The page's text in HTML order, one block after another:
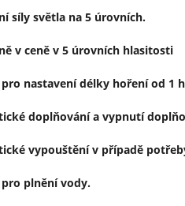
síly světla na 5 úrovních.
v ceně v 5 úrovních hlasitosti
pro nastavení délky hoření od 1
doplňování a vypnutí
vypouštění v případě
plnění vody.